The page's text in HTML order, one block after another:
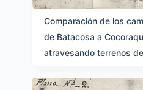
Comparación de los
de Batacosa a
atravesando terrenos